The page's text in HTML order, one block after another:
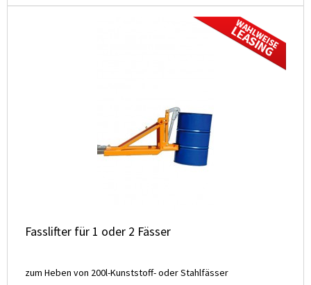
Fasslifter für 1 oder 2 Fässer
zum Heben von 200l-Kunststoff- oder Stahlfässer